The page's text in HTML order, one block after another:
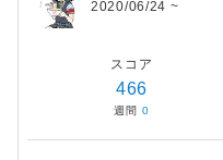
2020/06/24 ~
スコア
466
週間 0